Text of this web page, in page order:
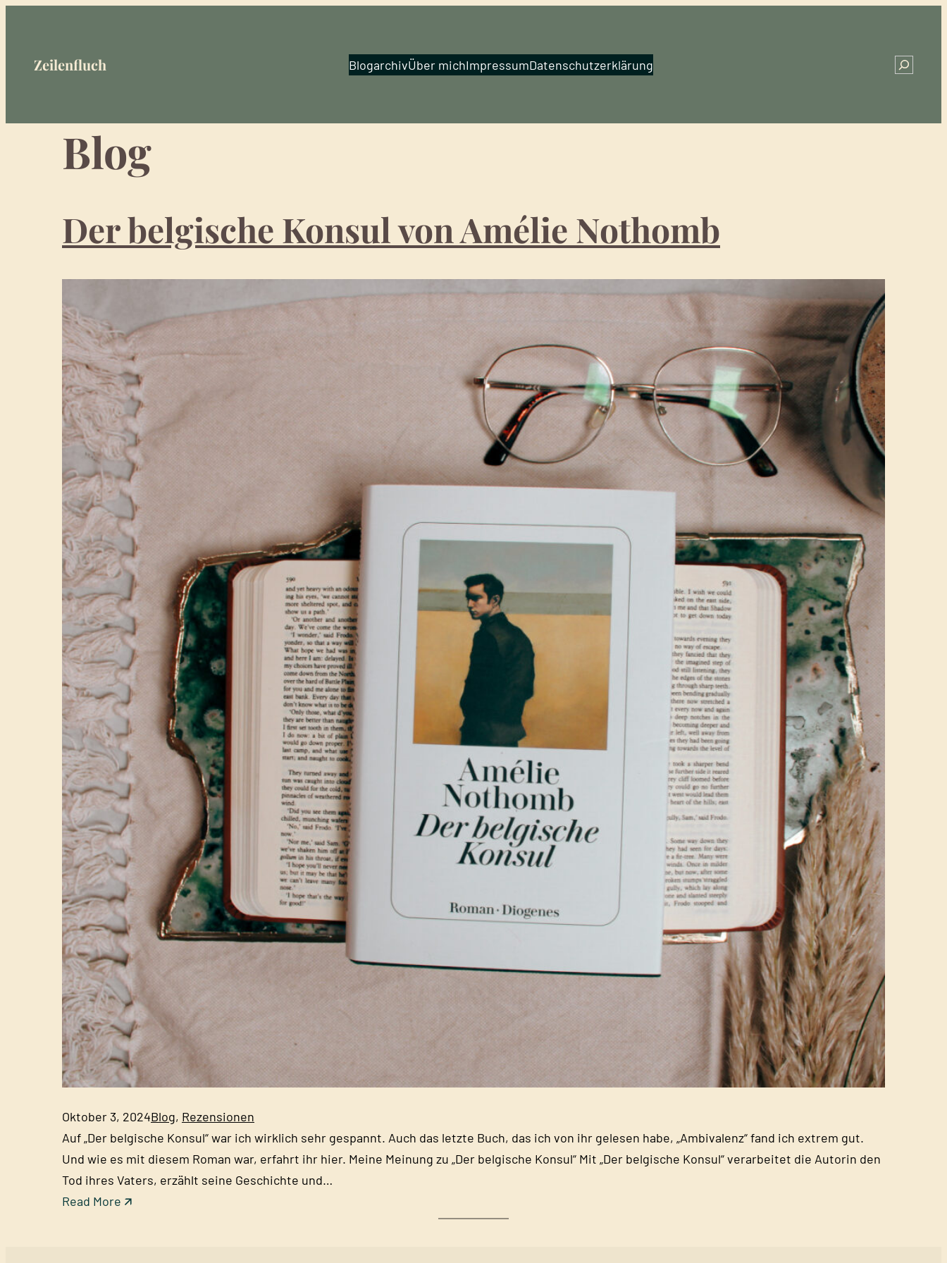
springenZeilenfluch BlogarchivÜber michImpressumDatenschutzerklärung Search
Blog
Der belgische Konsul von Amélie Nothomb
Oktober 3, 2024Blog, Rezensionen
Auf „Der belgische Konsul“ war ich wirklich sehr gespannt. Auch das letzte Buch, das ich von ihr gelesen habe, „Ambivalenz“ fand ich extrem gut.
Und wie es mit diesem Roman war, erfahrt ihr hier. Meine Meinung zu „Der belgische Konsul“ Mit „Der belgische Konsul“ verarbeitet die Autorin den
Tod ihres Vaters, erzählt seine Geschichte und…
Read More 🡭: